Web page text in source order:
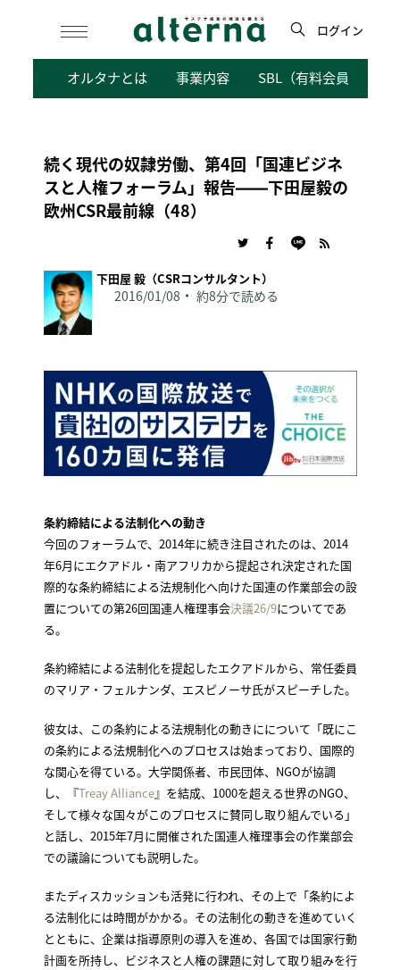
検
ログイン
オルタナとは 事業内容 SBL（有料会員向けサ
続く現代の奴隷労働、第4回「国連ビジネ
スと人権フォーラム」報告――下田屋毅の
欧州CSR最前線（48）
下田屋 毅（CSRコンサルタント）
2016/01/08 約8分で読める
条約締結による法制化への動き
今回のフォーラムで、2014年に続き注目されたのは、2014
年6月にエクアドル・南アフリカから提起され決定された国
際的な条約締結による法規制化へ向けた国連の作業部会の設
置についての第26回国連人権理事会決議26/9についてであ
る。
条約締結による法制化を提起したエクアドルから、常任委員
のマリア・フェルナンダ、エスピノーサ氏がスピーチした。
彼女は、この条約による法規制化の動きにについて「既にこ
の条約による法規制化へのプロセスは始まっており、国際的
な関心を得ている。大学関係者、市民団体、NGOが協調
し、『Treay Alliance』を結成、1000を超える世界のNGO、
そして様々な国々がこのプロセスに賛同し取り組んでいる」
と話し、2015年7月に開催された国連人権理事会の作業部会
での議論についても説明した。
またディスカッションも活発に行われ、その上で「条約によ
る法制化には時間がかかる。その法制化の動きを進めていく
とともに、企業は指導原則の導入を進め、各国では国家行動
計画を所持し、ビジネスと人権の課題に対して取り組みを行